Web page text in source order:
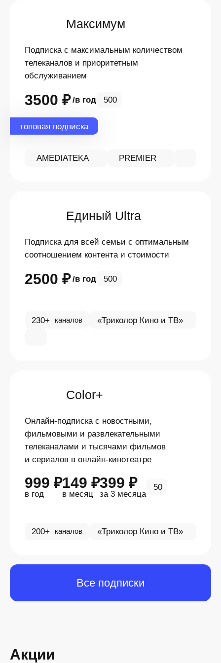
Максимум
Подписка с максимальным количеством
телеканалов и приоритетным
обслуживанием
3500 ₽ в год 500
топовая подписка
AMEDIATEKA PREMIER
Единый Ultra
Подписка для всей семьи с оптимальным
соотношением контента и стоимости
2500 ₽ в год 500
230+ каналов «Триколор Кино и ТВ»
Color+
Онлайн-подписка с новостными,
фильмовыми и развлекательными
телеканалами и тысячами фильмов
и сериалов в онлайн-кинотеатре
999 ₽
в год
149 ₽
в месяц
399 ₽
за 3 месяца
50
200+ каналов «Триколор Кино и ТВ»
Все подписки
Акции